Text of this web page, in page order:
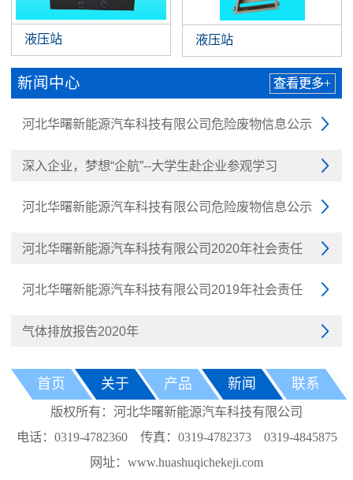
液压站 液压站
新闻中心 查看更多+

河北华曙新能源汽车科技有限公司危险废物信息公示

深入企业，梦想“企航”--大学生赴企业参观学习

河北华曙新能源汽车科技有限公司危险废物信息公示

河北华曙新能源汽车科技有限公司2020年社会责任

河北华曙新能源汽车科技有限公司2019年社会责任

气体排放报告2020年
首页 关于 产品 新闻 联系
版权所有：河北华曙新能源汽车科技有限公司
电话：0319-4782360 传真：0319-4782373 0319-4845875
网址：www.huashuqichekeji.com